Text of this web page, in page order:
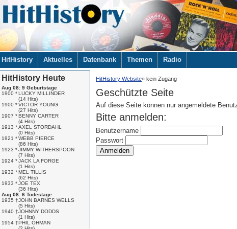
Navigation
überspringen
HitHistory Aktuelles Datenbank Themen Radio
HitHistory Website kein Zugang
Geschützte Seite
Auf diese Seite können nur angemeldete
Bitte anmelden:
Benutzername
Passwort
Anmelden
HitHistory Heute
Aug 08: 9 Geburtstage
1900 *LUCKY MILLINDER
(14 Hits)
1900 *VICTOR YOUNG
(27 Hits)
1907 *BENNY CARTER
(4 Hits)
1913 *AXEL STORDAHL
(0 Hits)
1921 *WEBB PIERCE
(86 Hits)
1923 *JIMMY WITHERSPOON
(7 Hits)
1924 *JACK LA FORGE
(1 Hits)
1932 *MEL TILLIS
(62 Hits)
1933 *JOE TEX
(36 Hits)
Aug 08: 6 Todestage
1935 †JOHN BARNES WELLS
(5 Hits)
1940 †JOHNNY DODDS
(1 Hits)
1954 †PHIL OHMAN